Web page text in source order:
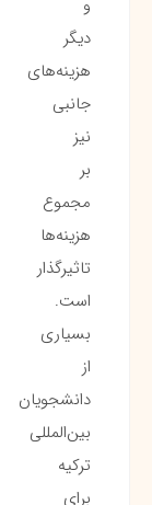
دیگر
هزینه‌های
جانبی
نیز
بر
مجموع
هزینه‌ها
تاثیرگذار
است.
بسیاری
از
دانشجویان
بین‌المللی
ترکیه
برای